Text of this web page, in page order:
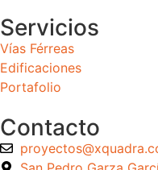
Servicios
Vías Férreas
Edificaciones
Portafolio
Contacto